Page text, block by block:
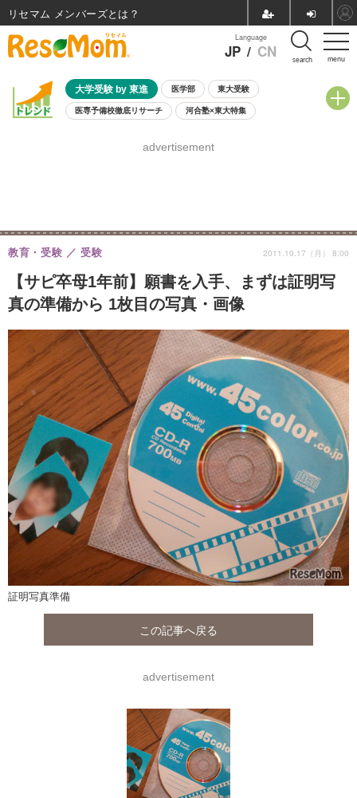
menu
Language
JP / CN search
大学受験 by 東進 医学部 東大受験
医専予備校徹底リサーチ 河合塾×東大特集
8月開催学校説明会・相談会
advertisement
【サピ卒母1年前】願書を入手、まずは証明写
真の準備から 1枚目の写真・画像
教育・受験 受験 2011.10.17（月） 8:00
証明写真準備
この記事へ戻る
advertisement
リセマム メンバーズ